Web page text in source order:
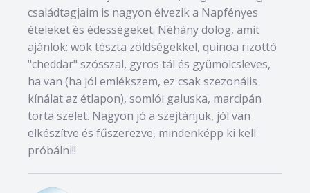
családtagjaim is nagyon élvezik a Napfényes
ételeket és édességeket. Néhány dolog, amit
ajánlok: wok tészta zöldségekkel, quinoa rizottó
"cheddar" szósszal, gyros tál és gyümölcsleves,
ha van (ha jól emlékszem, ez csak szezonális
kínálat az étlapon), somlói galuska, marcipán
torta szelet. Nagyon jó a szejtánjuk, jól van
elkészítve és fűszerezve, mindenképp ki kell
próbálni!!